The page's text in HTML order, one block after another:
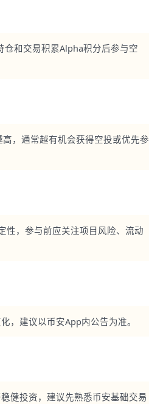
和交易积累Alpha积分后参与空
，通常越有机会获得空投或优先参
性，参与前应关注项目风险、流动
，建议以币安App内公告为准。
健投资，建议先熟悉币安基础交易